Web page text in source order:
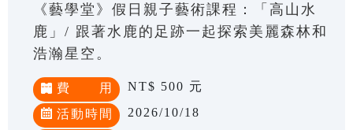
《藝學堂》假日親子藝術課程：「高山水
鹿」/ 跟著水鹿的足跡一起探索美麗森林和
浩瀚星空。
費 用 NT$ 500 元
活動時間 2026/10/18